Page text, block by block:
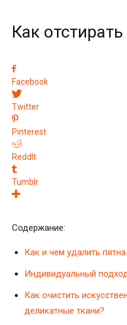
Как
Facebook
Twitter
Pinterest
ReddIt
Tumblr
Содержание:
Как и чем удалить
Индивидуальный
Как очистить
деликатные ткани?